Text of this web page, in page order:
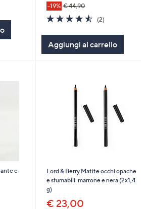
-19% € 44,90
4.5
of
5
Stars
(2)
Aggiungi al carrello
e
Lord & Berry Matite occhi opache
e sfumabili: marrone e nera (2x1,4
g)
€ 23,00